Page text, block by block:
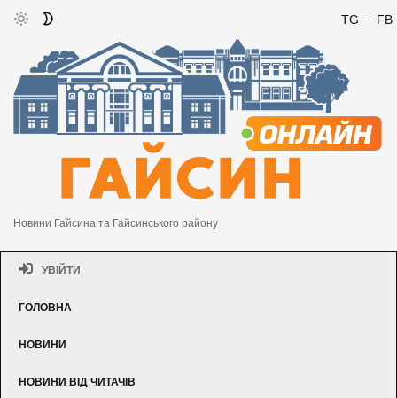
FB
TG
Новини Гайсина та Гайсинського району
УВІЙТИ
ГОЛОВНА
НОВИНИ
НОВИНИ ВІД ЧИТАЧІВ